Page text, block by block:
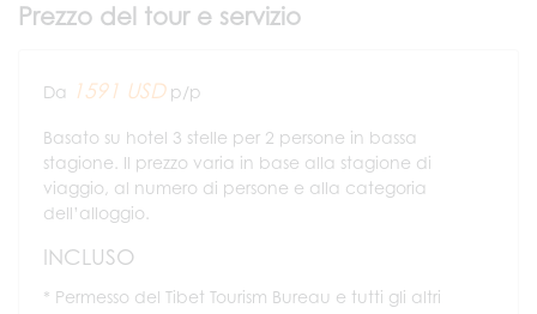
Prezzo del tour e servizio
Da 1591 USDp/p
Basato su hotel 3 stelle per 2 persone in bassa
stagione. Il prezzo varia in base alla stagione di
viaggio, al numero di persone e alla categoria
dell’alloggio.
INCLUSO
Permesso del Tibet Tourism Bureau e tutti gli altri